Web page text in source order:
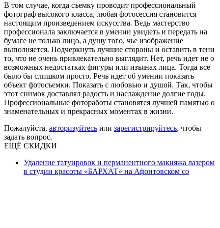
В том случае, когда съемку проводит профессиональный
фотограф высокого класса, любая фотосессия становится
настоящим произведением искусства. Ведь мастерство
профессионала заключается в умении увидеть и передать на
бумаге не только лицо, а душу того, чье изображение
выполняется. Подчеркнуть лучшие стороны и оставить в тени
то, что не очень привлекательно выглядит. Нет, речь идет не о
возможных недостатках фигуры или изъянах лица. Тогда все
было бы слишком просто. Речь идет об умении показать
объект фотосъемки. Показать с любовью и душой. Так, чтобы
этот снимок доставлял радость и наслаждение долгие годы.
Профессиональные фотоработы становятся лучшей памятью о
знаменательных и прекрасных моментах в жизни.
Пожалуйста, авторизуйтесь или зарегистрируйтесь, чтобы
задать вопрос.
ЕЩЁ СКИДКИ
Удаление татуировок и перманентного макияжа лазером
в студии красоты «БАРХАТ» на Афонтовском со